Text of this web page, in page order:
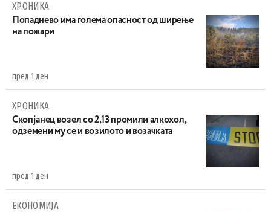
ХРОНИКА
Попаднево има голема опасност од ширење
на пожари
пред 1 ден
ХРОНИКА
Скопјанец возел со 2,13 промили алкохол,
одземени му се и возилото и возачката
пред 1 ден
ЕКОНОМИЈА